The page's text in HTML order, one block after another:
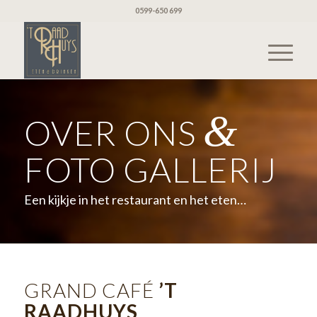
0599-650 699
OVER ONS &
FOTO GALLERIJ
Een kijkje in het restaurant en het eten…
GRAND CAFÉ ’T
RAADHUYS